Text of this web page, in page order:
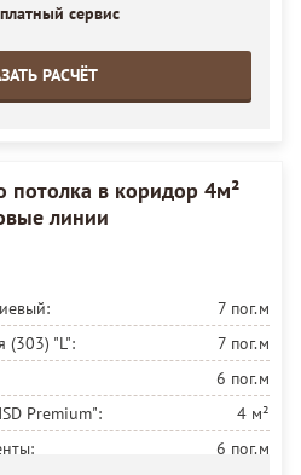
сервис
РАСЧЁТ
потолка в коридор 4м²
линии
7 пог.м
(303) "L":
7 пог.м
6 пог.м
Premium":
4 м²
6 пог.м